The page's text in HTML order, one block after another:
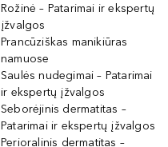
Rožinė – Patarimai ir ekspertų
įžvalgos
Prancūziškas manikiūras
namuose
Saulės nudegimai – Patarimai
ir ekspertų įžvalgos
Seborėjinis dermatitas –
Patarimai ir ekspertų įžvalgos
Perioralinis dermatitas –